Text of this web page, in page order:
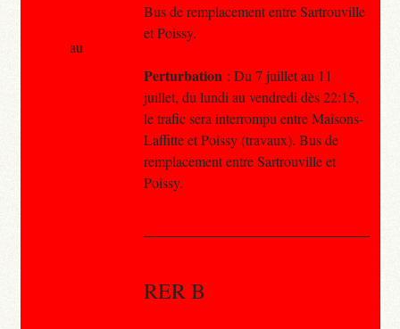
Bus de remplacement entre Sartrouville
et Poissy.
Perturbation : Du 7 juillet au 11
juillet, du lundi au vendredi dès 22:15,
le trafic sera interrompu entre Maisons-
Laffitte et Poissy (travaux). Bus de
remplacement entre Sartrouville et
Poissy.
RER B
au